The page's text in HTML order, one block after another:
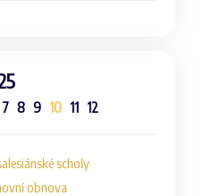
7 8 9 10 11 12
scholy
obnova